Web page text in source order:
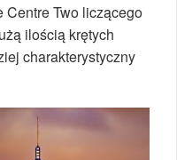
Centre Two liczącego
ilością krętych
charakterystyczny